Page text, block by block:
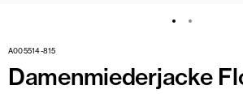
A005514-815
Damenmiederjacke